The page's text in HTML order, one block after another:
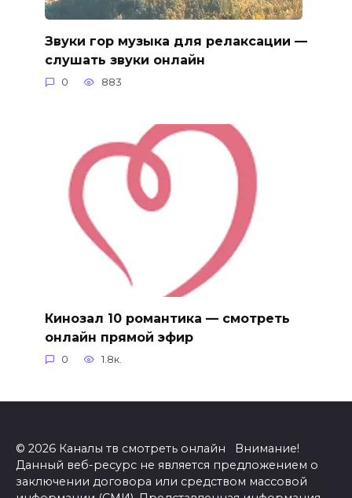
Звуки гор музыка для релаксации —
слушать звуки онлайн
0 883
Кинозал 10 романтика — смотреть
онлайн прямой эфир
0 1.8к.
© 2026 Каналы тв смотреть онлайн Внимание!
Данный веб-ресурс не является предложением о
заключении договора или средством массовой